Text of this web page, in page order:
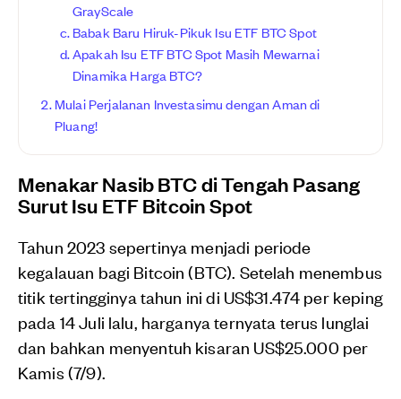
GrayScale
Babak Baru Hiruk-Pikuk Isu ETF BTC Spot
Apakah Isu ETF BTC Spot Masih Mewarnai
Dinamika Harga BTC?
Mulai Perjalanan Investasimu dengan Aman di
Pluang!
Menakar Nasib BTC di Tengah Pasang
Surut Isu ETF Bitcoin Spot
Tahun 2023 sepertinya menjadi periode
kegalauan bagi Bitcoin (BTC). Setelah menembus
titik tertingginya tahun ini di US$31.474 per keping
pada 14 Juli lalu, harganya ternyata terus lunglai
dan bahkan menyentuh kisaran US$25.000 per
Kamis (7/9).